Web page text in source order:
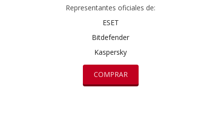
Representantes oficiales de:
ESET
Bitdefender
Kaspersky
COMPRAR